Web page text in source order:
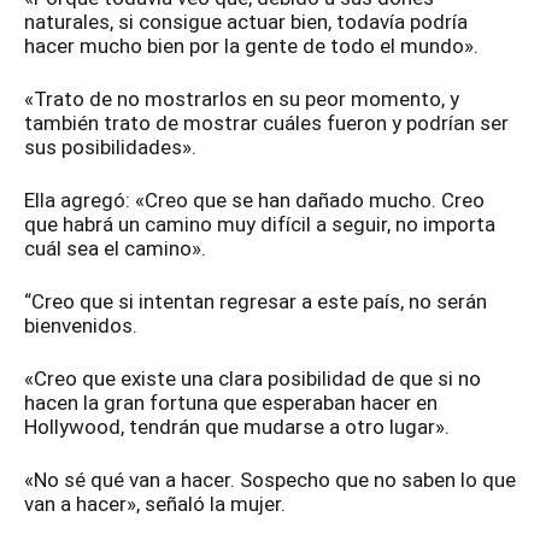
naturales, si consigue actuar bien, todavía podría
hacer mucho bien por la gente de todo el mundo».
«Trato de no mostrarlos en su peor momento, y
también trato de mostrar cuáles fueron y podrían ser
sus posibilidades».
Ella agregó: «Creo que se han dañado mucho. Creo
que habrá un camino muy difícil a seguir, no importa
cuál sea el camino».
“Creo que si intentan regresar a este país, no serán
bienvenidos.
«Creo que existe una clara posibilidad de que si no
hacen la gran fortuna que esperaban hacer en
Hollywood, tendrán que mudarse a otro lugar».
«No sé qué van a hacer. Sospecho que no saben lo que
van a hacer», señaló la mujer.